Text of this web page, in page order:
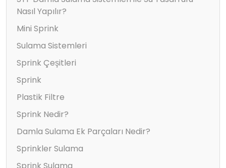
Nasıl Yapılır?
Mini Sprink
Sulama Sistemleri
Sprink Çeşitleri
Sprink
Plastik Filtre
Sprink Nedir?
Damla Sulama Ek Parçaları Nedir?
Sprinkler Sulama